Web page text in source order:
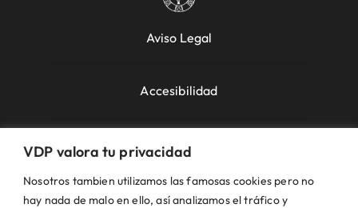
VDP valora tu privacidad
Nosotros tambien utilizamos las famosas cookies pero no
hay nada de malo en ello, así analizamos el tráfico y
Aviso Legal
Accesibilidad
Política de Cookies
Política de Privacidad